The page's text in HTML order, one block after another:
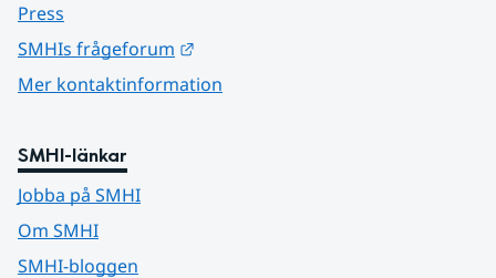
Press
SMHIs frågeforum
Mer kontaktinformation
SMHI-länkar
Jobba på SMHI
Om SMHI
SMHI-bloggen